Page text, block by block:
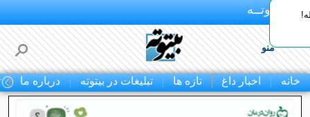
بـیتوتــه
منو
خانه اخبار داغ تازه ها تبلیغات در بیتوته درباره ما